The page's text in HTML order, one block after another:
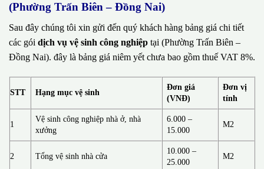
(Phường Trấn Biên – Đồng Nai)
Sau đây chúng tôi xin gửi đến quý khách hàng bảng giá chi tiết
các gói dịch vụ vệ sinh công nghiệp tại (Phường Trấn Biên –
Đồng Nai). đây là bảng giá niêm yết chưa bao gồm thuế VAT 8%.
STT Hạng mục vệ sinh
Đơn giá
(VNĐ)
Đơn vị
tính
1
Vệ sinh công nghiệp nhà ở, nhà
xưởng
6.000 –
15.000
M2
2 Tổng vệ sinh nhà cửa
10.000 –
25.000
M2